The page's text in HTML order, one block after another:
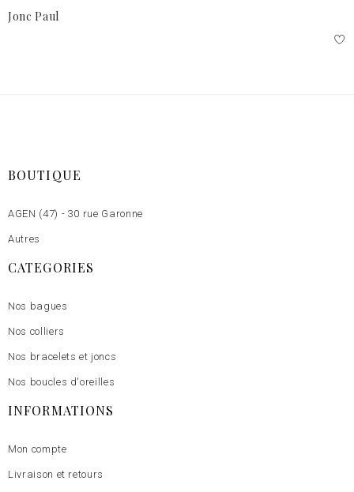
Jonc Paul
BOUTIQUE
AGEN (47) - 30 rue Garonne
Autres
CATEGORIES
Nos bagues
Nos colliers
Nos bracelets et joncs
Nos boucles d'oreilles
INFORMATIONS
Mon compte
Livraison et retours